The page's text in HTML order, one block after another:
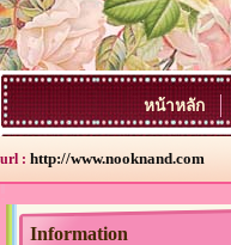
หน้าหลัก
url : http://www.nooknand.com
Information